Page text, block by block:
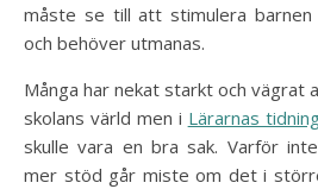
måste se till att stimulera
och behöver utmanas.
Många har nekat starkt och vägrat
skolans värld men i Lärarnas
skulle vara en bra sak. Varför
mer stöd går miste om det i